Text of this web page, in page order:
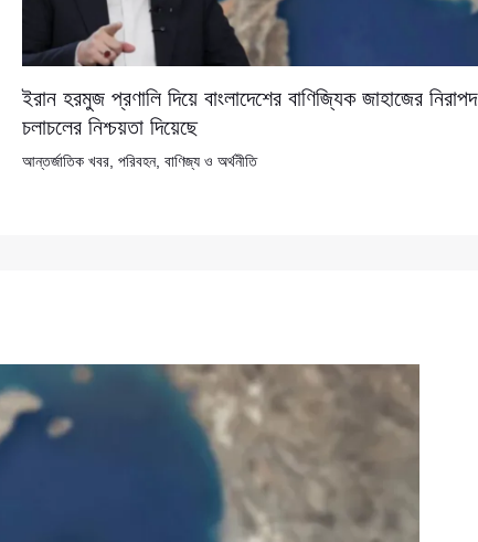
ইরান হরমুজ প্রণালি দিয়ে বাংলাদেশের বাণিজ্যিক জাহাজের নিরাপদ
চলাচলের নিশ্চয়তা দিয়েছে
আন্তর্জাতিক খবর, পরিবহন, বাণিজ্য ও অর্থনীতি